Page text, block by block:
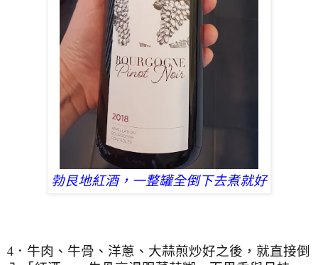
勃艮地紅酒，一整罐全倒下去煮就好
4．牛肉、牛骨、洋蔥、大蒜煎炒好之後，就直接倒